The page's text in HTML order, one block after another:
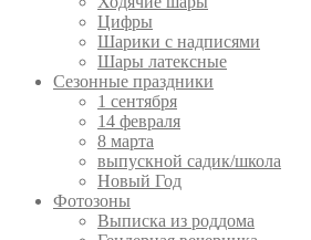
Цифры
Шарики с надписями
Шары латексные
Сезонные праздники
1 сентября
14 февраля
8 марта
выпускной садик/школа
Новый Год
Фотозоны
Выписка из роддома